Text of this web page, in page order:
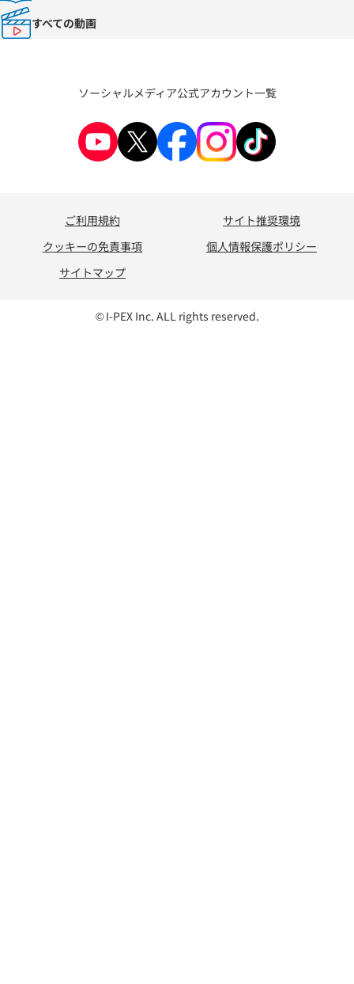
すべての動画
ソーシャルメディア公式アカウント一覧
ご利用規約
サイト推奨環境
クッキーの免責事項
個人情報保護ポリシー
サイトマップ
© I-PEX Inc. ALL rights reserved.